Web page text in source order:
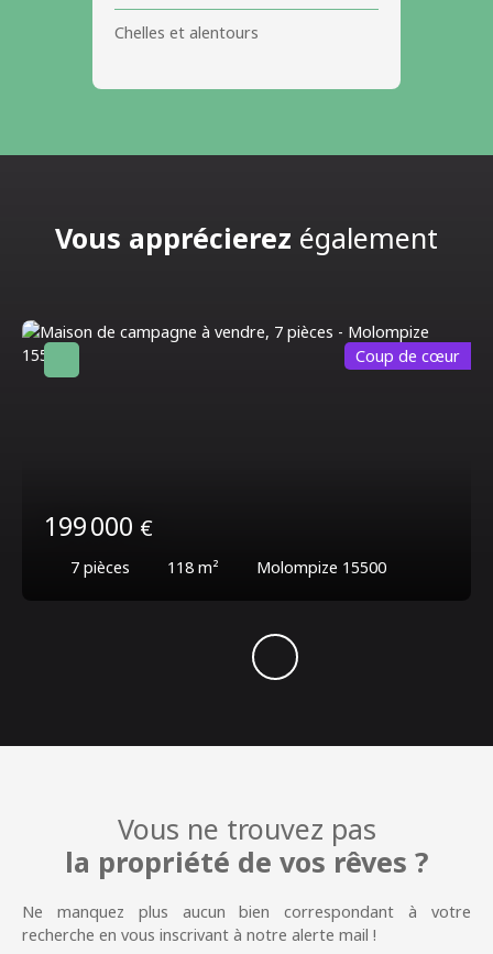
Chelles et alentours
Vous apprécierez également
199 000 €
7 pièces 118 m² Molompize 15500
Coup de cœur
Vous ne trouvez pas
la propriété de vos rêves ?
Ne manquez plus aucun bien correspondant à votre
recherche en vous inscrivant à notre alerte mail !